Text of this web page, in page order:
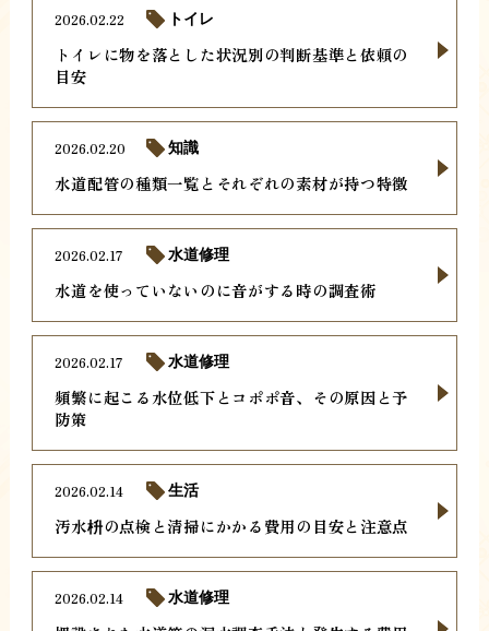
トイレに物を落とした状況別の判断基準と依頼の
目安
2026.02.22 トイレ
水道配管の種類一覧とそれぞれの素材が持つ特徴
2026.02.20 知識
水道を使っていないのに音がする時の調査術
2026.02.17 水道修理
頻繁に起こる水位低下とコポポ音、その原因と予
防策
2026.02.17 水道修理
汚水枡の点検と清掃にかかる費用の目安と注意点
2026.02.14 生活
2026.02.14 水道修理